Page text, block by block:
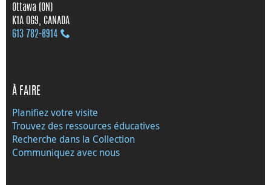
Ottawa (ON)
K1A 0G9, CANADA
613 782‑8914
À FAIRE
Planifiez votre visite
Trouvez des ressources éducatives
Recherche dans la Collection
Communiquez avec nous